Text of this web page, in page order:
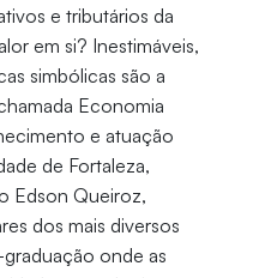
e tributários da
em si? Inestimáveis,
simbólicas são a
Economia
e atuação
de Fortaleza,
Edson Queiroz,
dos mais diversos
onde as